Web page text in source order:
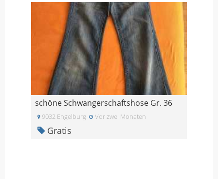
schöne Schwangerschaftshose Gr. 36
9032 Engelburg Vor zwei Monaten
Gratis